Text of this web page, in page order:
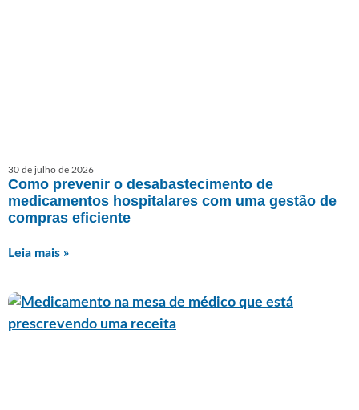
Como prevenir o desabastecimento de
medicamentos hospitalares com uma gestão de
compras eficiente
30 de julho de 2026
Leia mais »